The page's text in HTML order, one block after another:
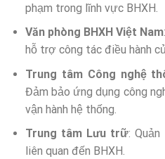
phạm trong lĩnh vực BHXH.
Văn phòng BHXH Việt Nam
hỗ trợ công tác điều hành
Trung tâm Công nghệ
Đảm bảo ứng dụng công
vận hành hệ thống.
Trung tâm Lưu trữ:
liên quan đến BHXH.